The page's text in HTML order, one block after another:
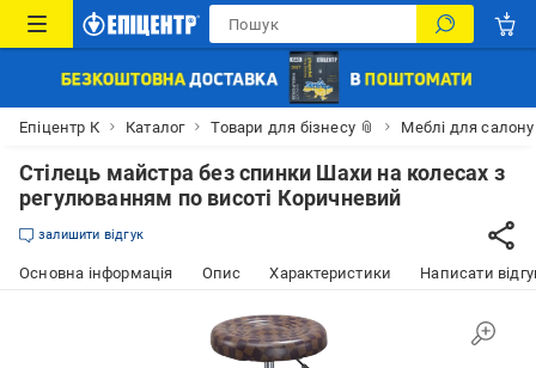
Епіцентр К Каталог Товари для бізнесу 📎 Меблі для
Стілець майстра без спинки Шахи на колесах з
регулюванням по висоті Коричневий
залишити відгук
Основна інформація Опис Характеристики Написати